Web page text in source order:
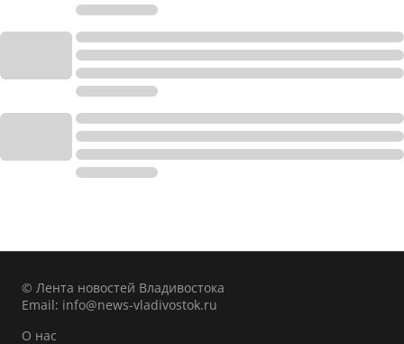
© Лента новостей Владивостока
Email: info@news-vladivostok.ru
О нас